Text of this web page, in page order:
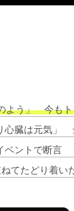
ニングは週6回＆水
ベントで断言